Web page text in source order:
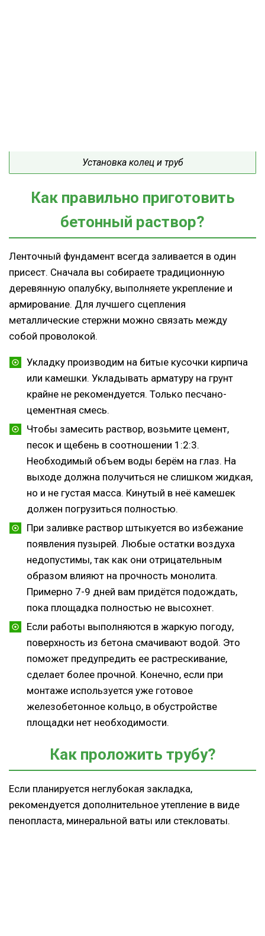
Установка колец и труб
Как правильно приготовить
бетонный раствор?
Ленточный фундамент всегда заливается в один
присест. Сначала вы собираете традиционную
деревянную опалубку, выполняете укрепление и
армирование. Для лучшего сцепления
металлические стержни можно связать между
собой проволокой.
Укладку производим на битые кусочки кирпича
или камешки. Укладывать арматуру на грунт
крайне не рекомендуется. Только песчано-
цементная смесь.
Чтобы замесить раствор, возьмите цемент,
песок и щебень в соотношении 1:2:3.
Необходимый объем воды берём на глаз. На
выходе должна получиться не слишком жидкая,
но и не густая масса. Кинутый в неё камешек
должен погрузиться полностью.
При заливке раствор штыкуется во избежание
появления пузырей. Любые остатки воздуха
недопустимы, так как они отрицательным
образом влияют на прочность монолита.
Примерно 7-9 дней вам придётся подождать,
пока площадка полностью не высохнет.
Если работы выполняются в жаркую погоду,
поверхность из бетона смачивают водой. Это
поможет предупредить ее растрескивание,
сделает более прочной. Конечно, если при
монтаже используется уже готовое
железобетонное кольцо, в обустройстве
площадки нет необходимости.
Как проложить трубу?
Если планируется неглубокая закладка,
рекомендуется дополнительное утепление в виде
пенопласта, минеральной ваты или стекловаты.